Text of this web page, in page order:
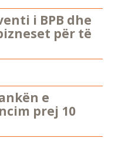
i BPB dhe
për të
e
prej 10